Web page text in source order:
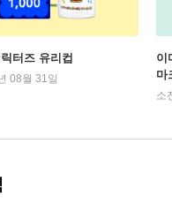
터즈 유리컵
08월 31일
이
마
소